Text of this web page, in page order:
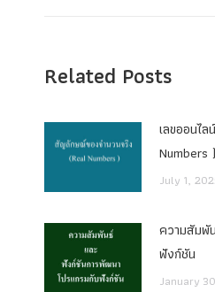
Related Posts
เลขออนไ
Numbers )
July 1,
ความสัมพั
ฟังก์ชัน
January